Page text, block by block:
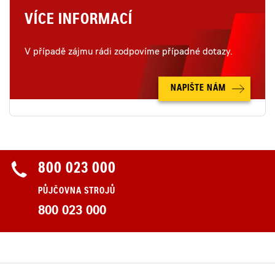
VÍCE INFORMACÍ
V případě zájmu rádi zodpovíme případné dotazy.
NAPIŠTE NÁM
800 023 000
PŮJČOVNA STROJŮ
800 023 000